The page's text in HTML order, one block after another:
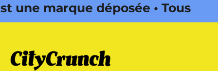
marque déposée • Tous droits
marque déposée • Tous droits